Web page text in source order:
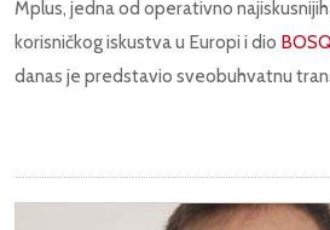
Mplus, jedna od operativno
korisničkog iskustva u Europi i dio
danas je predstavio sveobuhvatnu